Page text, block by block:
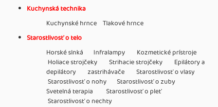
Kuchynská technika
Kuchynské hrnce Tlakové hrnce
Starostlivosť o telo
Horské slnká Infralampy Kozmetické prístroje
Holiace strojčeky Strihacie strojčeky Epilátory a
depilátory zastrihávače Starostlivosť o vlasy
Starostlivosť o nohy Starostlivosť o zuby
Svetelná terapia Starostlivosť o pleť
Starostlivosť o nechty